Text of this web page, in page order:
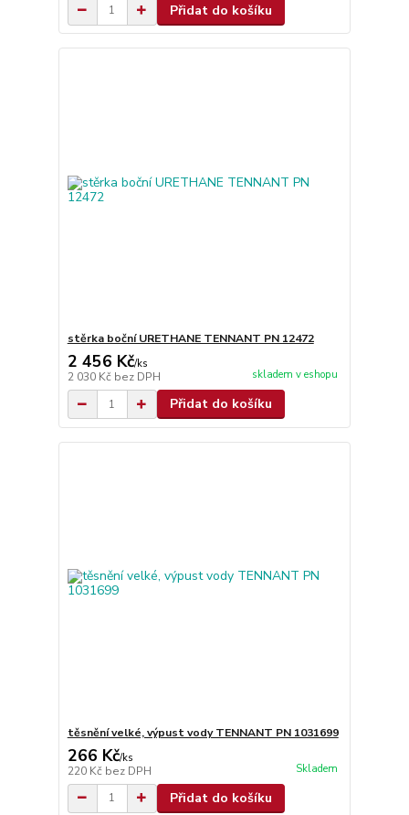
Přidat do košíku
stěrka boční URETHANE TENNANT PN 12472
2 456 Kč/ks
2 030 Kč bez DPH skladem v eshopu
Přidat do košíku
těsnění velké, výpust vody TENNANT PN 1031699
266 Kč/ks
220 Kč bez DPH Skladem
Přidat do košíku